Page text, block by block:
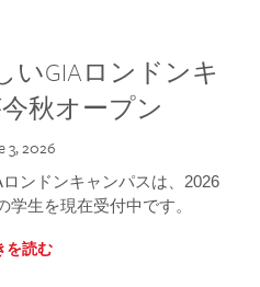
いGIAロンドンキ
秋オープン
3, 2026
ンドンキャンパスは、2026
生を現在受付中です。
を読む